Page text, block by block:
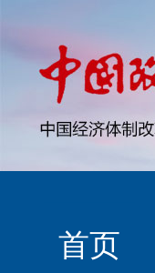
首页